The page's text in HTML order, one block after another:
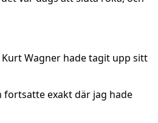
Wagner hade tagit upp sitt
fortsatte exakt där jag hade